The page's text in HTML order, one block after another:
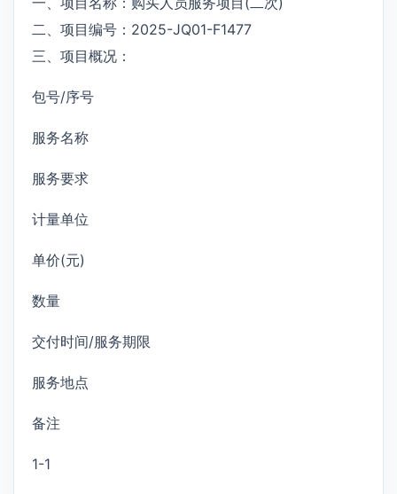
二、项目编号：2025-JQ01-F1477
三、项目概况：
包号/序号
服务名称
服务要求
计量单位
单价(元)
数量
交付时间/服务期限
服务地点
备注
1-1